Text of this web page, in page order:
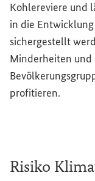
Kohlereviere und
in die
sichergestellt
Minderheiten und
profitieren.
Risiko